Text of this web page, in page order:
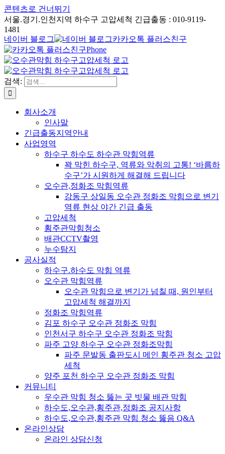
콘텐츠로 건너뛰기
서울.경기.인천지역 하수구 고압세척 긴급출동 : 010-9119-
1481
네이버 블로그
카카오톡 플러스친구
Phone
검색:
회사소개
인사말
긴급출동지역안내
사업영역
하수구 하수도 하수관 막힘역류
꽉 막힌 하수구, 역류와 악취의 고통! ‘바름하
수구’가 시원하게 해결해 드립니다
오수관,정화조 막힘역류
강동구 상일동 오수관 정화조 막힘으로 변기
역류 현상 야간 긴급 출동
고압세척
횡주관막힘청소
배관CCTV촬영
누수탐지
공사실적
하수구.하수도 막힘 역류
오수관 막힘역류
오수관 막힘으로 변기가 넘칠 때, 원인부터
고압세척 해결까지
정화조 막힘역류
김포 하수구 오수관 정화조 막힘
인천서구 하수구 오수관 정화조 막힘
파주 고양 하수구 오수관 정화조막힘
파주 문발동 출판도시 메인 횡주관 청소 고압
세척
양주 포천 하수구 오수관 정화조 막힘
커뮤니티
우수관 막힘 청소 뚫는 곳 빗물 배관 막힘
하수도,오수관,횡주관,정화조 공지사항
하수도,오수관,횡주관 막힘 청소 뚫음 Q&A
온라인상담
온라인 상담신청